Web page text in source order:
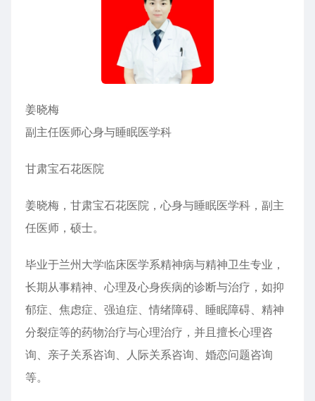
姜晓梅
副主任医师心身与睡眠医学科
甘肃宝石花医院
姜晓梅，甘肃宝石花医院，心身与睡眠医学科，副主
任医师，硕士。
毕业于兰州大学临床医学系精神病与精神卫生专业，
长期从事精神、心理及心身疾病的诊断与治疗，如抑
郁症、焦虑症、强迫症、情绪障碍、睡眠障碍、精神
分裂症等的药物治疗与心理治疗，并且擅长心理咨
询、亲子关系咨询、人际关系咨询、婚恋问题咨询
等。